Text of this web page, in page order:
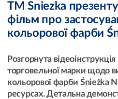
TM Sniezka
фільм про
кольорової фарби
Розгорнута відеоінструкція
торговельної марки щодо
кольорової фарби Śnieżka
ресурсах. Детальна